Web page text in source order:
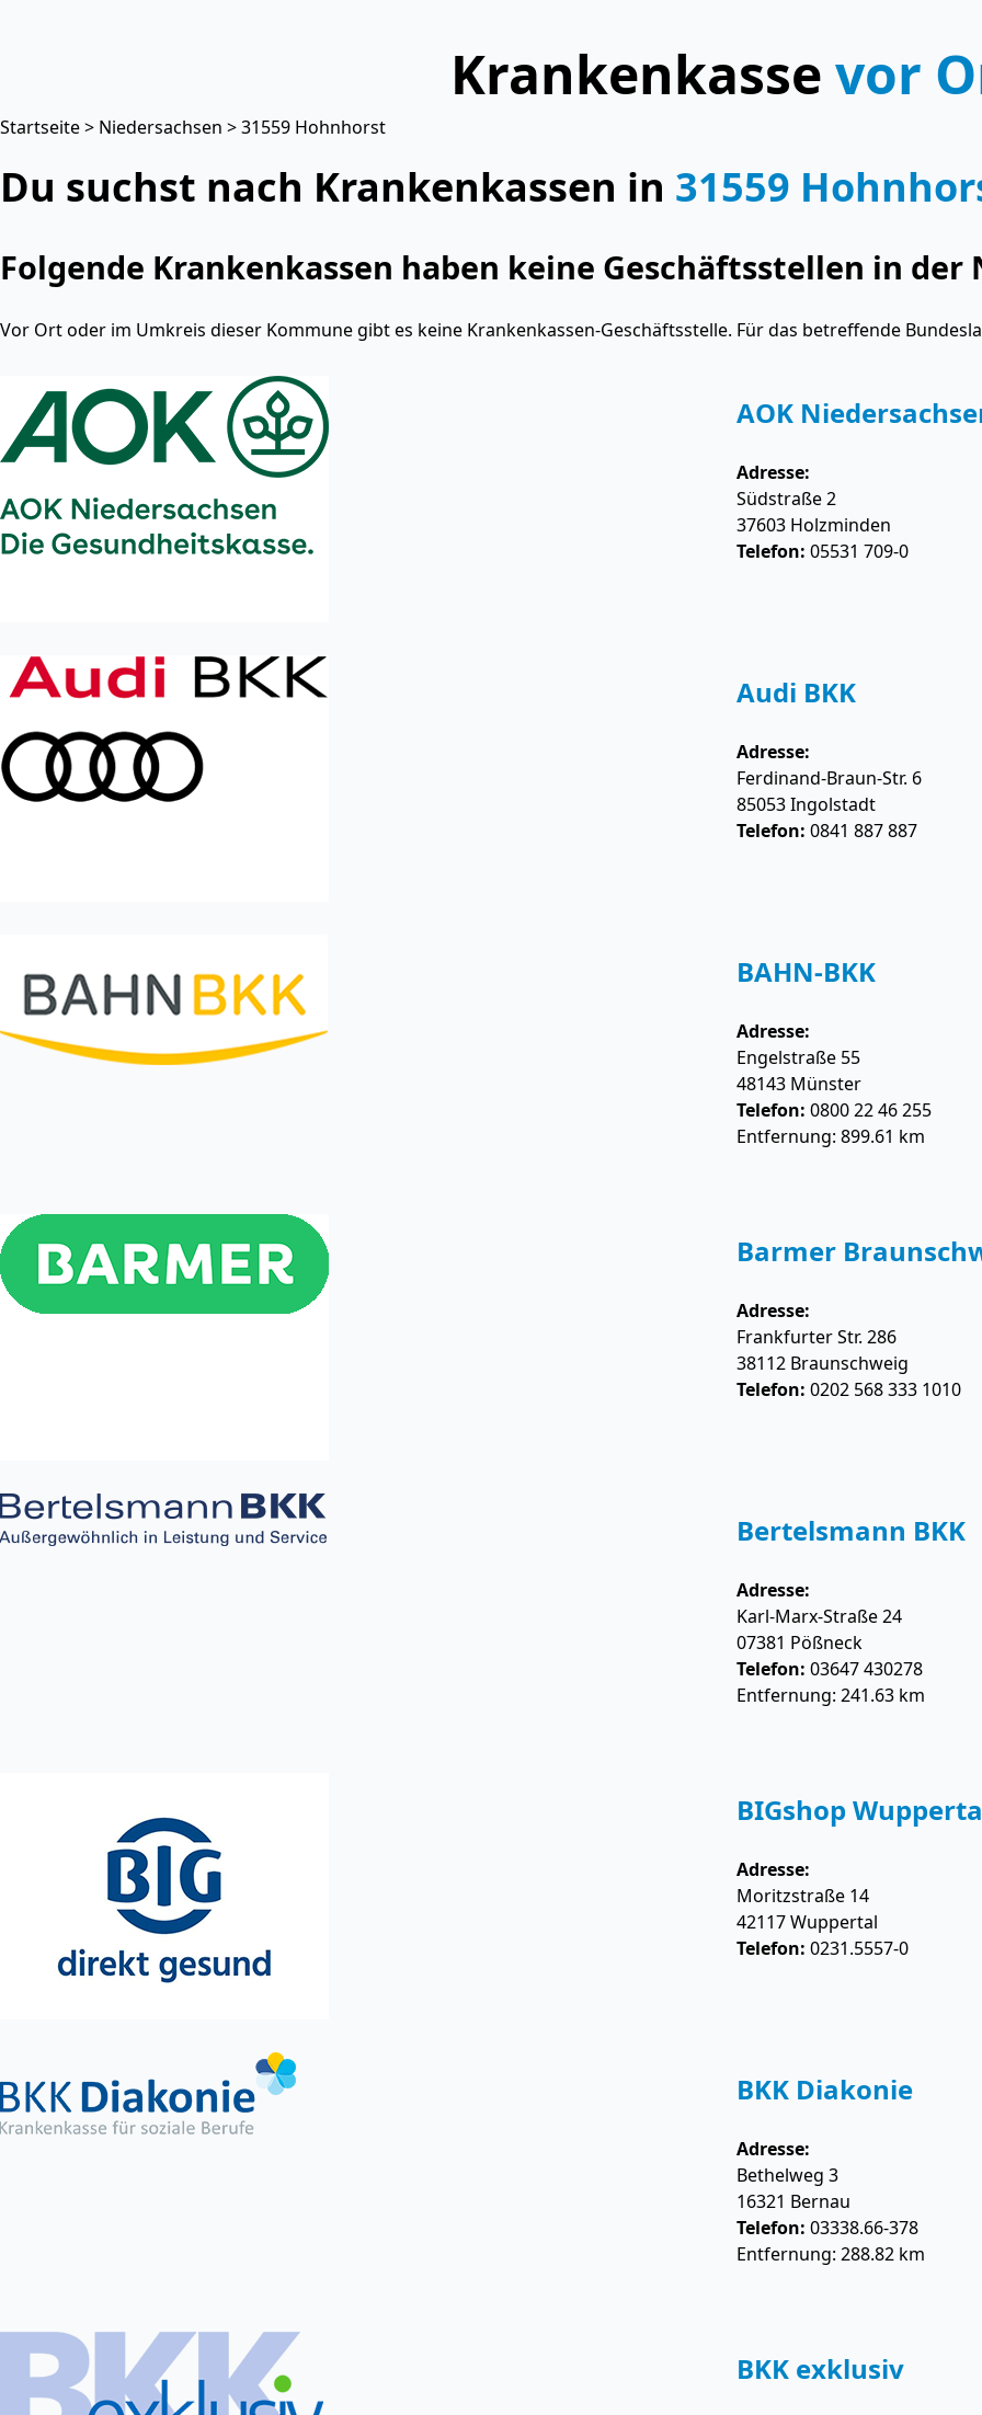
Krankenkasse vor
Startseite> Niedersachsen > 31559 Hohnhorst
Du suchst nach Krankenkassen in 31559
Folgende Krankenkassen haben keine Geschäftsstellen in der
Vor Ort oder im Umkreis dieser Kommune gibt es keine Krankenkassen-Geschäftsstelle. Für das betreffende
AOK
Adresse:
Südstraße 2
37603 Holzminden
Telefon: 05531 709-0
Audi BKK
Adresse:
Ferdinand-Braun-Str. 6
85053Ingolstadt
Telefon: 0841 887 887
BAHN-BKK
Adresse:
Engelstraße 55
48143 Münster
Telefon: 0800 22 46 255
Entfernung: 899.61 km
Barmer
Adresse:
Frankfurter Str. 286
38112 Braunschweig
Telefon: 0202 568 333 1010
Bertelsmann BKK
Adresse:
Karl-Marx-Straße 24
07381 Pößneck
Telefon: 03647 430278
Entfernung: 241.63 km
BIGshop
Adresse:
Moritzstraße 14
42117Wuppertal
Telefon: 0231.5557-0
BKK Diakonie
Adresse:
Bethelweg 3
16321 Bernau
Telefon: 03338.66-378
Entfernung: 288.82 km
BKK exklusiv